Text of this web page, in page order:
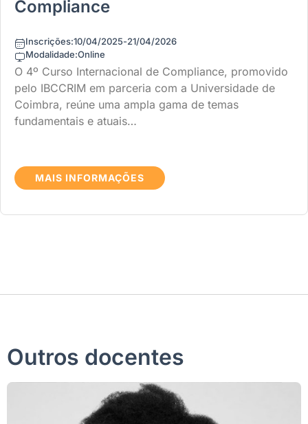
Compliance
Inscrições:10/04/2025-21/04/2026
Modalidade:Online
O 4º Curso Internacional de Compliance, promovido
pelo IBCCRIM em parceria com a Universidade de
Coimbra, reúne uma ampla gama de temas
fundamentais e atuais…
MAIS INFORMAÇÕES
Outros docentes